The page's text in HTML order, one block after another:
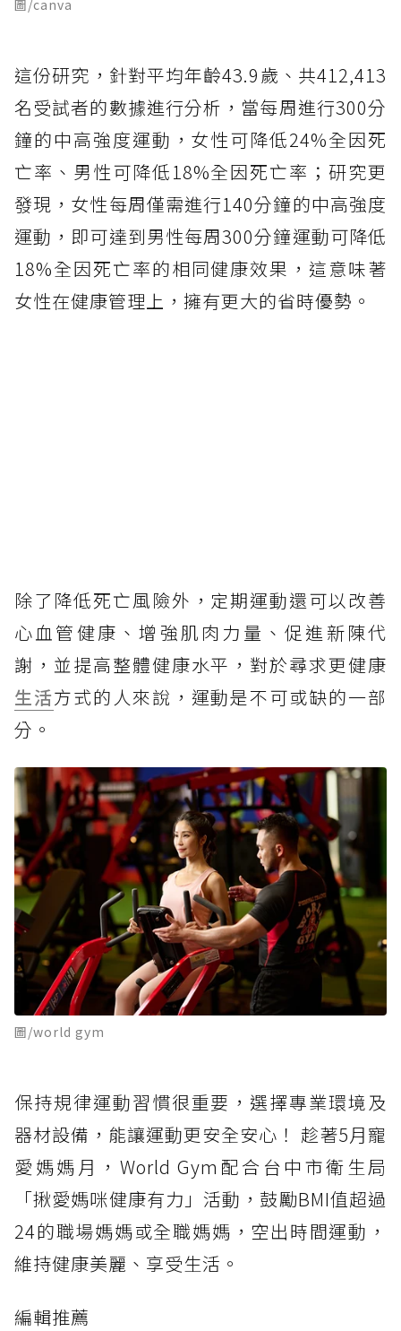
圖/canva
這份研究，針對平均年齡43.9歲、共412,413
名受試者的數據進行分析，當每周進行300分
鐘的中高強度運動，女性可降低24%全因死
亡率、男性可降低18%全因死亡率；研究更
發現，女性每周僅需進行140分鐘的中高強度
運動，即可達到男性每周300分鐘運動可降低
18%全因死亡率的相同健康效果，這意味著
女性在健康管理上，擁有更大的省時優勢。
除了降低死亡風險外，定期運動還可以改善
心血管健康、增強肌肉力量、促進新陳代
謝，並提高整體健康水平，對於尋求更健康
生活方式的人來說，運動是不可或缺的一部
分。
圖/world gym
保持規律運動習慣很重要，選擇專業環境及
器材設備，能讓運動更安全安心！ 趁著5月寵
愛媽媽月，World Gym配合台中市衛生局
「揪愛媽咪健康有力」活動，鼓勵BMI值超過
24的職場媽媽或全職媽媽，空出時間運動，
維持健康美麗、享受生活。
編輯推薦